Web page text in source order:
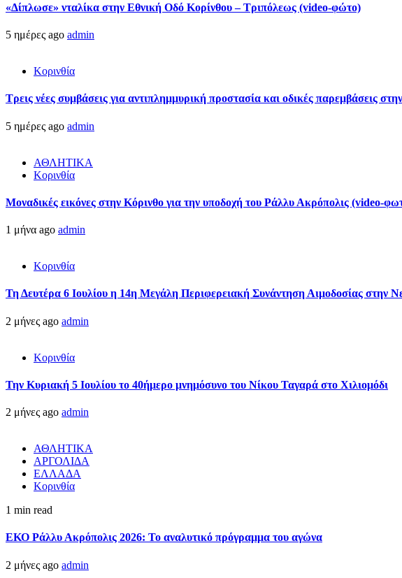
«Δίπλωσε» νταλίκα στην Εθνική Oδό Κορίνθου – Τριπόλεως (video-φώτο)
5 ημέρες ago admin
Κορινθία
Τρεις νέες συμβάσεις για αντιπλημμυρική προστασία και οδικές παρεμβάσεις
5 ημέρες ago admin
ΑΘΛΗΤΙΚΑ
Κορινθία
Μοναδικές εικόνες στην Κόρινθο για την υποδοχή του Ράλλυ Ακρόπολις (video-
1 μήνα ago admin
Κορινθία
Τη Δευτέρα 6 Ιουλίου η 14η Μεγάλη Περιφερειακή Συνάντηση Αιμοδοσίας στην
2 μήνες ago admin
Κορινθία
Την Κυριακή 5 Ιουλίου το 40ήμερο μνημόσυνο του Νίκου Ταγαρά στο Χιλιομόδι
2 μήνες ago admin
ΑΘΛΗΤΙΚΑ
ΑΡΓΟΛΙΔΑ
ΕΛΛΑΔΑ
Κορινθία
1 min read
ΕΚΟ Ράλλυ Ακρόπολις 2026: Το αναλυτικό πρόγραμμα του αγώνα
2 μήνες ago admin